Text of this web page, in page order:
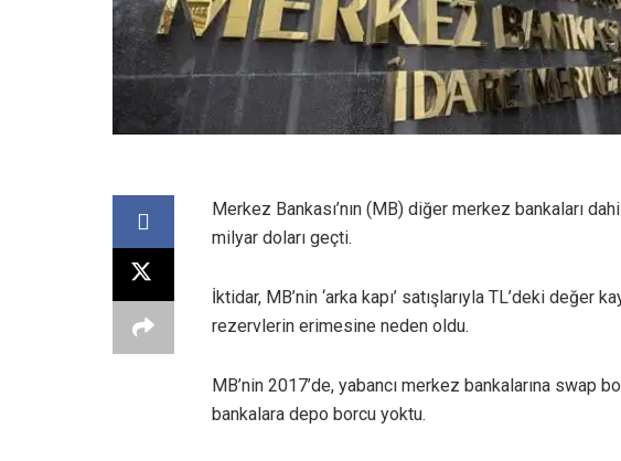
Merkez Bankası’nın (MB) diğer merkez bankaları
milyar doları geçti.
İktidar, MB’nin ‘arka kapı’ satışlarıyla TL’deki değer
rezervlerin erimesine neden oldu.
MB’nin 2017’de, yabancı merkez bankalarına swap
bankalara depo borcu yoktu.